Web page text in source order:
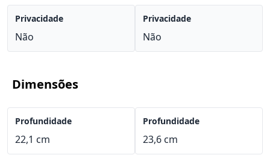
Privacidade
Não
Privacidade
Não
Dimensões
Profundidade
22,1 cm
Profundidade
23,6 cm